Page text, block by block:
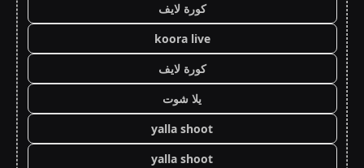
كورة لايف
koora live
كورة لايف
يلا شوت
yalla shoot
yalla shoot